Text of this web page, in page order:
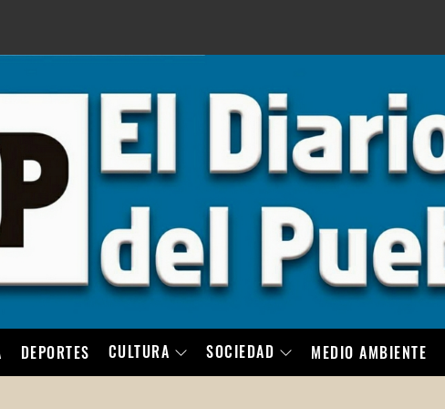
DEPORTES CULTURA SOCIEDAD MEDIO AMBIENTE